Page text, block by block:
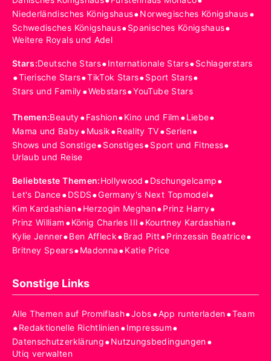
Niederländisches Königshaus•Norwegisches Königshaus•
Schwedisches Königshaus•Spanisches Königshaus•
Weitere Royals und Adel
Stars:Deutsche Stars•Internationale Stars•Schlagerstars
•Tierische Stars•TikTok Stars•Sport Stars•
Stars und Family•Webstars•YouTube Stars
Themen:Beauty•Fashion•Kino und Film •Liebe•
Mama und Baby•Musik•Reality TV•Serien•
Shows und Sonstige•Sonstiges•Sport und Fitness•
Urlaub und Reise
Beliebteste Themen:Hollywood •Dschungelcamp•
Let's Dance•DSDS•Germany's Next Topmodel•
Kim Kardashian•Herzogin Meghan•Prinz Harry•
Prinz William •König Charles III •Kourtney Kardashian•
Kylie Jenner•Ben Affleck•Brad Pitt•Prinzessin Beatrice•
Britney Spears•Madonna•Katie Price
Sonstige Links
Alle Themen auf Promiflash•Jobs•App runterladen•Team
•Redaktionelle Richtlinien•Impressum•
Datenschutzerklärung•Nutzungsbedingungen•
Utiq verwalten